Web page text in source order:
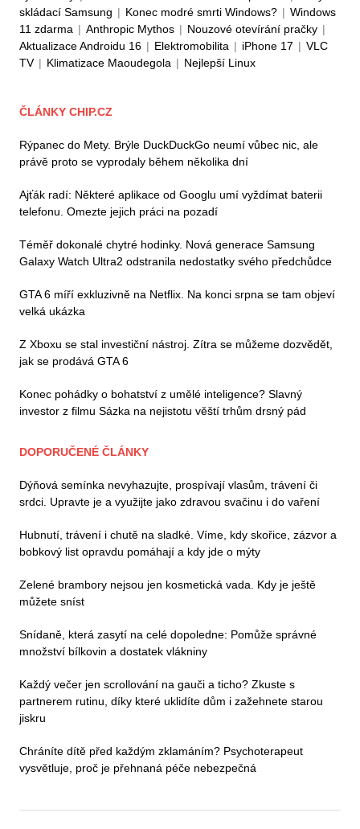
skládací Samsung | Konec modré smrti Windows? | Windows
11 zdarma | Anthropic Mythos | Nouzové otevírání pračky |
Aktualizace Androidu 16 | Elektromobilita | iPhone 17 | VLC
TV | Klimatizace Maoudegola | Nejlepší Linux
ČLÁNKY CHIP.CZ
Rýpanec do Mety. Brýle DuckDuckGo neumí vůbec nic, ale
právě proto se vyprodaly během několika dní
Ajťák radí: Některé aplikace od Googlu umí vyždímat baterii
telefonu. Omezte jejich práci na pozadí
Téměř dokonalé chytré hodinky. Nová generace Samsung
Galaxy Watch Ultra2 odstranila nedostatky svého předchůdce
GTA 6 míří exkluzivně na Netflix. Na konci srpna se tam objeví
velká ukázka
Z Xboxu se stal investiční nástroj. Zítra se můžeme dozvědět,
jak se prodává GTA 6
Konec pohádky o bohatství z umělé inteligence? Slavný
investor z filmu Sázka na nejistotu věští trhům drsný pád
DOPORUČENÉ ČLÁNKY
Dýňová semínka nevyhazujte, prospívají vlasům, trávení či
srdci. Upravte je a využijte jako zdravou svačinu i do vaření
Hubnutí, trávení i chutě na sladké. Víme, kdy skořice, zázvor a
bobkový list opravdu pomáhají a kdy jde o mýty
Zelené brambory nejsou jen kosmetická vada. Kdy je ještě
můžete sníst
Snídaně, která zasytí na celé dopoledne: Pomůže správné
množství bílkovin a dostatek vlákniny
Každý večer jen scrollování na gauči a ticho? Zkuste s
partnerem rutinu, díky které uklidíte dům i zažehnete starou
jiskru
Chráníte dítě před každým zklamáním? Psychoterapeut
vysvětluje, proč je přehnaná péče nebezpečná